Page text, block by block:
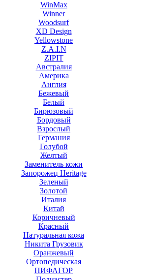
WinMax
Winner
Woodsurf
XD Design
Yellowstone
Z.A.I.N
ZIPIT
Австралия
Америка
Англия
Бежевый
Белый
Бирюзовый
Бордовый
Взрослый
Германия
Голубой
Желтый
Заменитель кожи
Запорожец Heritage
Зеленый
Золотой
Италия
Китай
Коричневый
Красный
Натуральная кожа
Никита Грузовик
Оранжевый
Ортопедическая
ПИФАГОР